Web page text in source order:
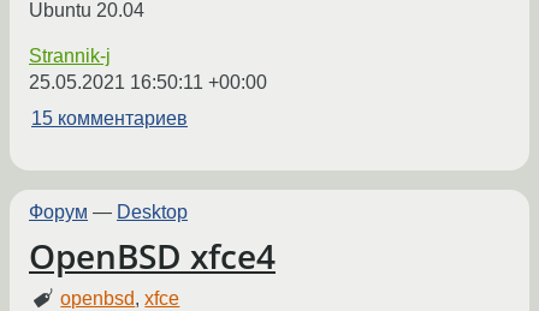
Ubuntu 20.04
Strannik-j
25.05.2021 16:50:11 +00:00
15 комментариев
Форум — Desktop
OpenBSD xfce4
openbsd,xfce